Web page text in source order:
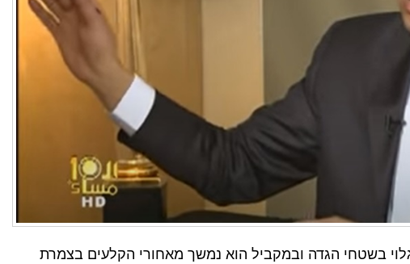
בשטחי הגדה ובמקביל הוא נמשך מאחורי הקלעים בצמרת